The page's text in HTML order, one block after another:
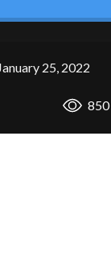
January 25, 2022
850